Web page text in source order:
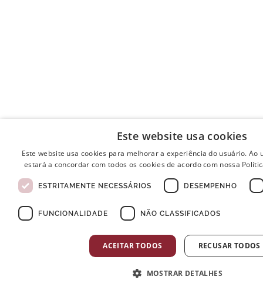
Este website usa cookies
Este website usa cookies para melhorar a experiência do usuário. Ao
estará a concordar com todos os cookies de acordo com nossa
ESTRITAMENTE NECESSÁRIOS DESEMPENHO
FUNCIONALIDADE NÃO CLASSIFICADOS
ACEITAR TODOS RECUSAR TODOS
MOSTRAR DETALHES